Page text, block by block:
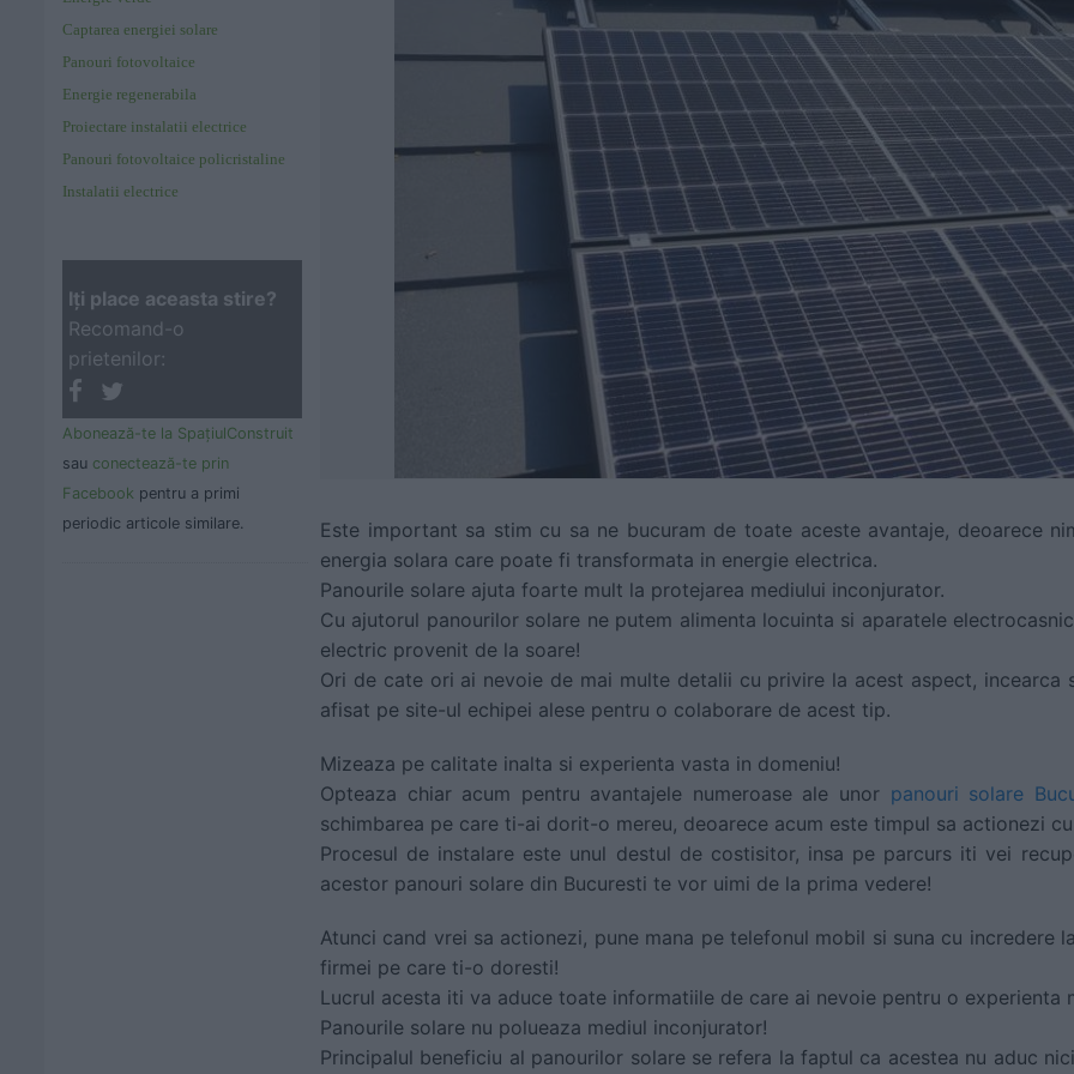
Captarea energiei solare
Panouri fotovoltaice
Energie regenerabila
Proiectare instalatii electrice
Panouri fotovoltaice policristaline
Instalatii electrice
Iţi place aceasta stire?
Recomand-o
prietenilor:
Abonează-te la SpaţiulConstruit
sau conectează-te prin
Facebook pentru a primi
periodic articole similare.
Este important sa stim cu sa ne bucuram de toate aceste avantaje, deoarece
energia solara care poate fi transformata in energie electrica.
Panourile solare ajuta foarte mult la protejarea mediului inconjurator.
Cu ajutorul panourilor solare ne putem alimenta locuinta si aparatele
electric provenit de la soare!
Ori de cate ori ai nevoie de mai multe detalii cu privire la acest aspect, incearca
afisat pe site-ul echipei alese pentru o colaborare de acest tip.
Mizeaza pe calitate inalta si experienta vasta in domeniu!
Opteaza chiar acum pentru avantajele numeroase ale unor panouri solare
schimbarea pe care ti-ai dorit-o mereu, deoarece acum este timpul sa actionezi
Procesul de instalare este unul destul de costisitor, insa pe parcurs iti vei
acestor panouri solare din Bucuresti te vor uimi de la prima vedere!
Atunci cand vrei sa actionezi, pune mana pe telefonul mobil si suna cu incredere
firmei pe care ti-o doresti!
Lucrul acesta iti va aduce toate informatiile de care ai nevoie pentru o experienta
Panourile solare nu polueaza mediul inconjurator!
Principalul beneficiu al panourilor solare se refera la faptul ca acestea nu aduc